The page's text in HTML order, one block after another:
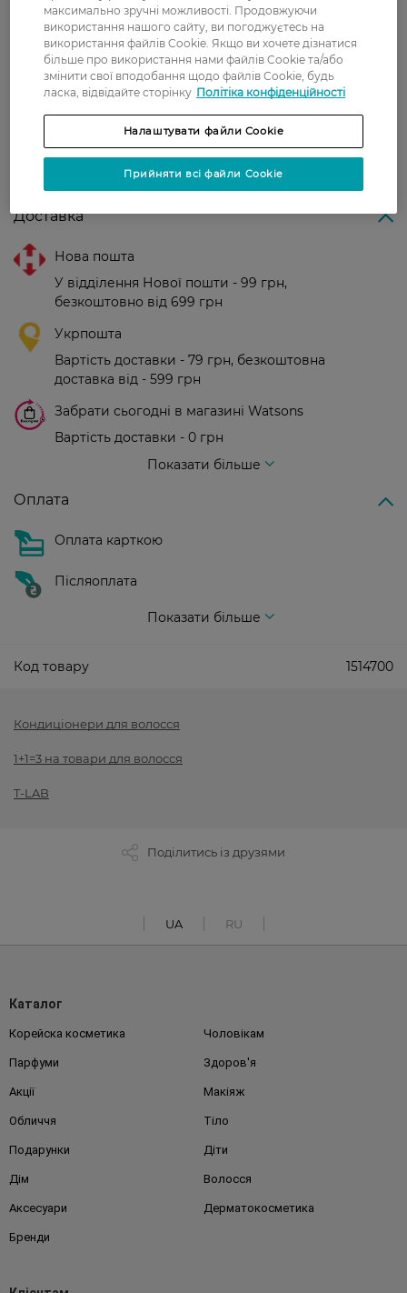
Країна-виробник: Великобританія
Рейтинг та відгуки
0
З 0 відгуків
Доставка
Нова пошта
У відділення Нової пошти - 99 грн,
безкоштовно від 699 грн
Укрпошта
Вартість доставки - 79 грн, безкоштовна
доставка від - 599 грн
Забрати сьогодні в магазині Watsons
Вартість доставки - 0 грн
Показати більше
Оплата
Оплата карткою
Післяоплата
Показати більше
Код товару 1514700
Кондиціонери для волосся
1+1=3 на товари для волосся
T-LAB
Поділитись із друзями
UA RU
Каталог
Корейска косметика Чоловікам
Парфуми Здоров'я
Акції Макіяж
Обличчя Тіло
Подарунки Діти
Дім Волосся
Аксесуари Дерматокосметика
Бренди
максимально зручні можливості. Продовжуючи
використання нашого сайту, ви погоджуєтесь на
використання файлів Cookie. Якщо ви хочете дізнатися
більше про використання нами файлів Cookie та/або
змінити свої вподобання щодо файлів Cookie, будь
ласка, відвідайте сторінку Політіка конфіденційності
Налаштувати файли Cookie
Прийняти всі файли Cookie